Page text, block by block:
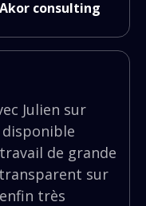
Akor consulting
Julien sur
disponible
de grande
sur
très